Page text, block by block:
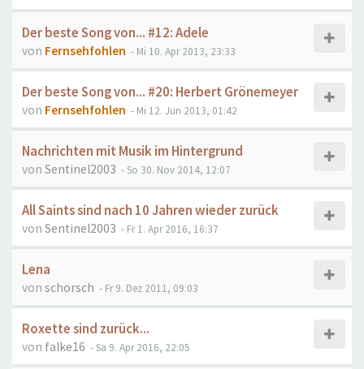
Der beste Song von... #12: Adele
von Fernsehfohlen - Mi 10. Apr 2013, 23:33
Der beste Song von... #20: Herbert Grönemeyer
von Fernsehfohlen - Mi 12. Jun 2013, 01:42
Nachrichten mit Musik im Hintergrund
von Sentinel2003 - So 30. Nov 2014, 12:07
All Saints sind nach 10 Jahren wieder zurück
von Sentinel2003 - Fr 1. Apr 2016, 16:37
Lena
von schorsch - Fr 9. Dez 2011, 09:03
Roxette sind zurück...
von falke16 - Sa 9. Apr 2016, 22:05